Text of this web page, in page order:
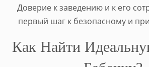
Доверие к заведению и к его
первый шаг к безопасному и
Как Найти